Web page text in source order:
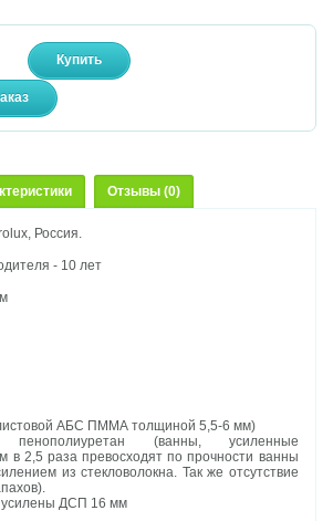
Отзывы (0)
Россия.
- 10 лет
АБС ПММА толщиной 5,5-6 мм)
пенополиуретан (ванны, усиленные
в 2,5 раза превосходят по прочности ванны
из стекловолокна. Так же отсутствие
усилены ДСП 16 мм